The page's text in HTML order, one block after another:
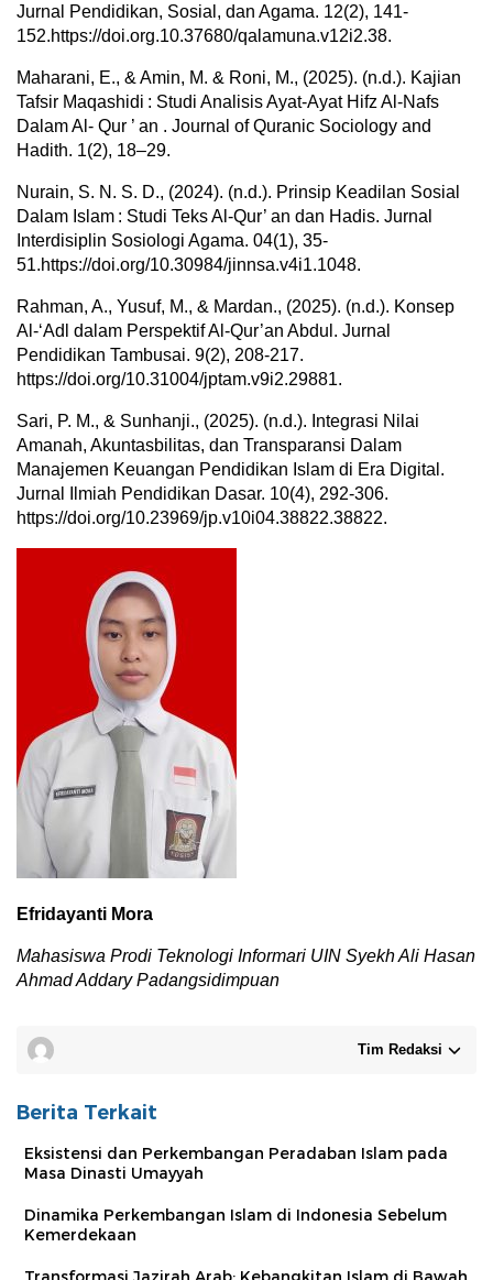
Jurnal Pendidikan, Sosial, dan Agama. 12(2), 141-
152.https://doi.org.10.37680/qalamuna.v12i2.38.
Maharani, E., & Amin, M. & Roni, M., (2025). (n.d.). Kajian
Tafsir Maqashidi : Studi Analisis Ayat-Ayat Hifz Al-Nafs
Dalam Al- Qur ’ an . Journal of Quranic Sociology and
Hadith. 1(2), 18–29.
Nurain, S. N. S. D., (2024). (n.d.). Prinsip Keadilan Sosial
Dalam Islam : Studi Teks Al-Qur’ an dan Hadis. Jurnal
Interdisiplin Sosiologi Agama. 04(1), 35-
51.https://doi.org/10.30984/jinnsa.v4i1.1048.
Rahman, A., Yusuf, M., & Mardan., (2025). (n.d.). Konsep
Al-‘Adl dalam Perspektif Al-Qur’an Abdul. Jurnal
Pendidikan Tambusai. 9(2), 208-217.
https://doi.org/10.31004/jptam.v9i2.29881.
Sari, P. M., & Sunhanji., (2025). (n.d.). Integrasi Nilai
Amanah, Akuntasbilitas, dan Transparansi Dalam
Manajemen Keuangan Pendidikan Islam di Era Digital.
Jurnal Ilmiah Pendidikan Dasar. 10(4), 292-306.
https://doi.org/10.23969/jp.v10i04.38822.38822.
Efridayanti Mora
Mahasiswa Prodi Teknologi Informari UIN Syekh Ali Hasan
Ahmad Addary Padangsidimpuan
Tim Redaksi
Berita Terkait
Eksistensi dan Perkembangan Peradaban Islam pada
Masa Dinasti Umayyah
Dinamika Perkembangan Islam di Indonesia Sebelum
Kemerdekaan